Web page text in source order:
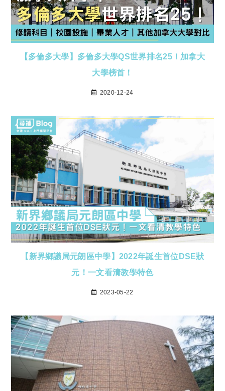
【多倫多大學】多倫多大學QS世界排名25！加拿大
大學榜首！
2020-12-24
【新界鄉議局元朗區中學】2022年誕生首位DSE狀
元！一文看清教學特色
2023-05-22